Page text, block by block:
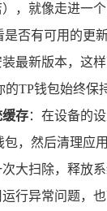
，就像走进一
是否有可用的更
最新版本，这
TP钱包始终保
存：在设备的
包，然后清理应
大扫除，释放
行异常问题，